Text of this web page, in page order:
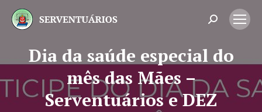
Search:
Dia da saúde especial do
mês das Mães –
Serventuários e DEZ
Você está aqui: